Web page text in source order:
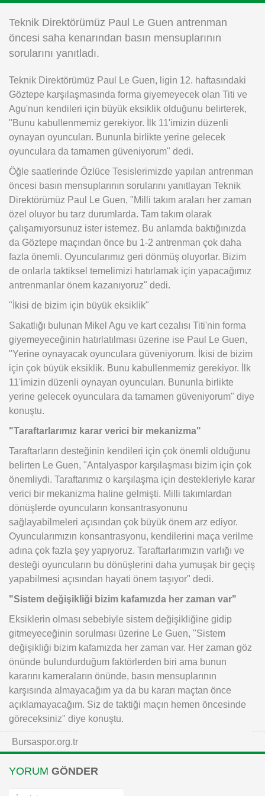
Instagram
Android
iOS
Teknik Direktörümüz Paul Le Guen antrenman
öncesi saha kenarından basın mensuplarının
sorularını yanıtladı.
Teknik Direktörümüz Paul Le Guen, ligin 12. haftasındaki
Göztepe karşılaşmasında forma giyemeyecek olan Titi ve
Agu'nun kendileri için büyük eksiklik olduğunu belirterek,
"Bunu kabullenmemiz gerekiyor. İlk 11'imizin düzenli
oynayan oyuncuları. Bununla birlikte yerine gelecek
oyunculara da tamamen güveniyorum" dedi.
Öğle saatlerinde Özlüce Tesislerimizde yapılan antrenman
öncesi basın mensuplarının sorularını yanıtlayan Teknik
Direktörümüz Paul Le Guen, "Milli takım araları her zaman
özel oluyor bu tarz durumlarda. Tam takım olarak
çalışamıyorsunuz ister istemez. Bu anlamda baktığınızda
da Göztepe maçından önce bu 1-2 antrenman çok daha
fazla önemli. Oyuncularımız geri dönmüş oluyorlar. Bizim
de onlarla taktiksel temelimizi hatırlamak için yapacağımız
antrenmanlar önem kazanıyoruz" dedi.
"İkisi de bizim için büyük eksiklik"
Sakatlığı bulunan Mikel Agu ve kart cezalısı Titi'nin forma
giyemeyeceğinin hatırlatılması üzerine ise Paul Le Guen,
"Yerine oynayacak oyunculara güveniyorum. İkisi de bizim
için çok büyük eksiklik. Bunu kabullenmemiz gerekiyor. İlk
11'imizin düzenli oynayan oyuncuları. Bununla birlikte
yerine gelecek oyunculara da tamamen güveniyorum" diye
konuştu.
"Taraftarlarımız karar verici bir mekanizma"
Taraftarların desteğinin kendileri için çok önemli olduğunu
belirten Le Guen, "Antalyaspor karşılaşması bizim için çok
önemliydi. Taraftarımız o karşılaşma için destekleriyle karar
verici bir mekanizma haline gelmişti. Milli takımlardan
dönüşlerde oyuncuların konsantrasyonunu
sağlayabilmeleri açısından çok büyük önem arz ediyor.
Oyuncularımızın konsantrasyonu, kendilerini maça verilme
adına çok fazla şey yapıyoruz. Taraftarlarımızın varlığı ve
desteği oyuncuların bu dönüşlerini daha yumuşak bir geçiş
yapabilmesi açısından hayati önem taşıyor" dedi.
"Sistem değişikliği bizim kafamızda her zaman var"
Eksiklerin olması sebebiyle sistem değişikliğine gidip
gitmeyeceğinin sorulması üzerine Le Guen, "Sistem
değişikliği bizim kafamızda her zaman var. Her zaman göz
önünde bulundurduğum faktörlerden biri ama bunun
kararını kameraların önünde, basın mensuplarının
karşısında almayacağım ya da bu kararı maçtan önce
açıklamayacağım. Siz de taktiği maçın hemen öncesinde
göreceksiniz" diye konuştu.
Bursaspor.org.tr
YORUM GÖNDER